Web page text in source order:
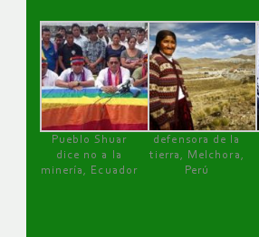
Pueblo Shuar
dice no a la
minería, Ecuador
defensora de la
tierra, Melchora,
Perú